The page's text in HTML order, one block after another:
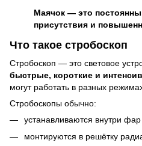
Маячок — это
присутствия и
Что такое стробоскоп
Стробоскоп — это световое
быстрые, короткие и
могут работать в разных
Стробоскопы обычно:
устанавливаются внутри
монтируются в решётку